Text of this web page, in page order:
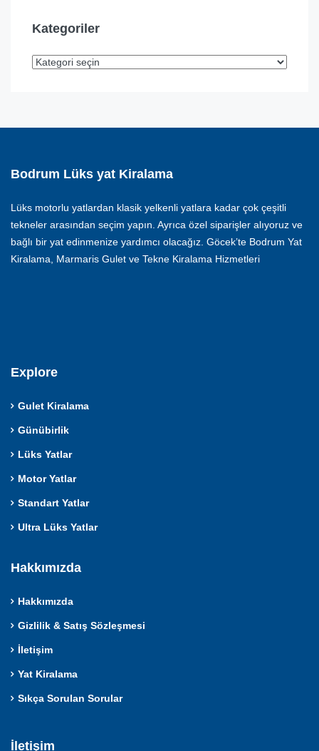
Kategoriler
Bodrum Lüks yat Kiralama
Lüks motorlu yatlardan klasik yelkenli yatlara kadar çok çeşitli
tekneler arasından seçim yapın. Ayrıca özel siparişler alıyoruz ve
bağlı bir yat edinmenize yardımcı olacağız. Göcek’te Bodrum Yat
Kiralama, Marmaris Gulet ve Tekne Kiralama Hizmetleri
Explore
Gulet Kiralama
Günübirlik
Lüks Yatlar
Motor Yatlar
Standart Yatlar
Ultra Lüks Yatlar
Hakkımızda
Hakkımızda
Gizlilik & Satış Sözleşmesi
İletişim
Yat Kiralama
Sıkça Sorulan Sorular
İletişim